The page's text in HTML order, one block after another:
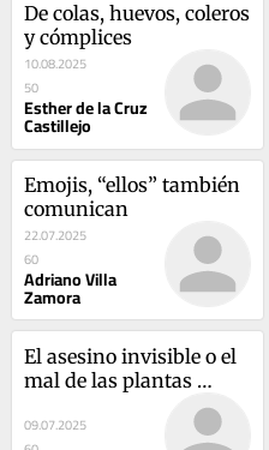
De colas, huevos, coleros
y cómplices
10.08.2025
50
Esther de la Cruz
Castillejo
Emojis, “ellos” también
comunican
22.07.2025
60
Adriano Villa
Zamora
El asesino invisible o el
mal de las plantas
09.07.2025